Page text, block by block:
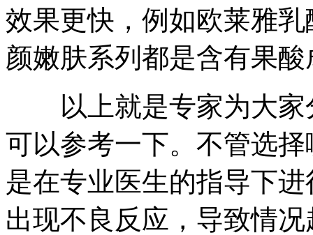
效果更快，例如欧莱雅
颜嫩肤系列都是含有果
以上就是专家为大家
可以参考一下。不管选
是在专业医生的指导下
出现不良反应，导致情